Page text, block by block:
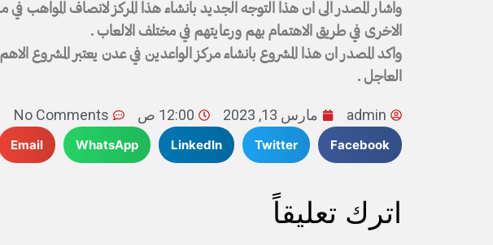
واشار المصدر الى ان هذا التوجه الجديد بانشاء هذا المركز لانصاف المواهب
الاخرى في طريق الاهتمام بهم ورعايتهم في مختلف الالعاب .
واكد المصدر ان هذا المشروع بانشاء مركز الواعدين في عدن يعتبر المشروع
العاجل .
admin مارس 13, 2023 12:00 ص No Comments
Facebook
Twitter
LinkedIn
WhatsApp
Email
اترك تعليقاً